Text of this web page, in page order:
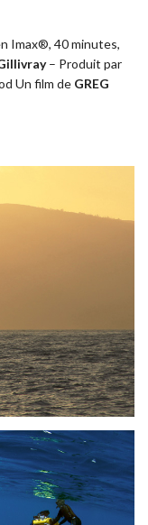
Imax®, 40 minutes,
– Produit par
Un film de GREG